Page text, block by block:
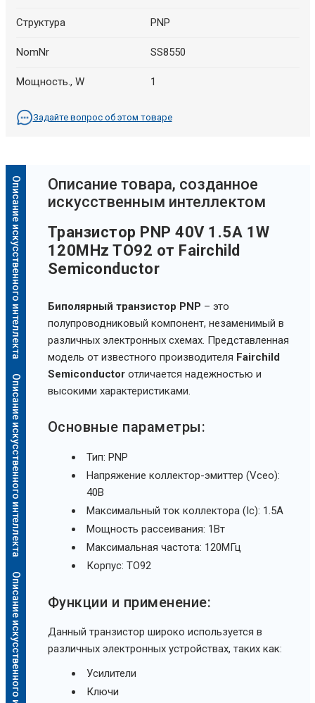
Структура PNP
NomNr SS8550
Мощность., W 1
Задайте вопрос об этом товаре
Описание искусственного интеллекта
Описание искусственного интеллекта
Описание искусственного интеллекта
Oписание товара, созданное
искусственным интеллектом
Транзистор PNP 40V 1.5A 1W
120MHz TO92 от Fairchild
Semiconductor
Биполярный транзистор PNP – это
полупроводниковый компонент, незаменимый в
различных электронных схемах. Представленная
модель от известного производителя Fairchild
Semiconductorотличается надежностью и
высокими характеристиками.
Основные параметры:
Тип: PNP
Напряжение коллектор-эмиттер (Vceo):
40В
Максимальный ток коллектора (Ic): 1.5А
Мощность рассеивания: 1Вт
Максимальная частота: 120МГц
Корпус: TO92
Функции и применение:
Данный транзистор широко используется в
различных электронных устройствах, таких как:
Усилители
Ключи